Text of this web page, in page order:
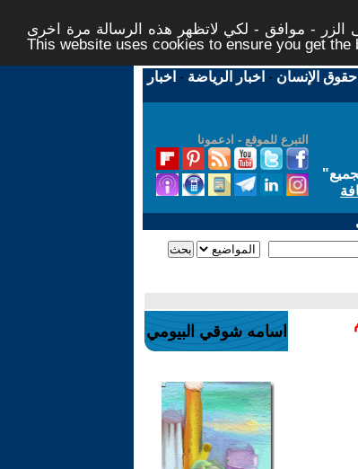
الزر - موافق - لكي لاتظهر هذه الرسالة مرة اخرى -
This website uses cookies to ensure you get the
حقوق الإنسان - اخبار الرياضة - اخبار
التبرع للموقع - ادعمونا
"
اسامه شوقي البيومي